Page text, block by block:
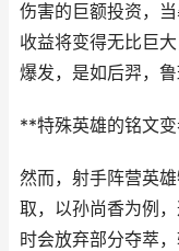
伤害的巨额投资，
收益将变得无比巨
爆发，是如后羿，
**特殊英雄的铭文
然而，射手阵营英
取，以孙尚香为例
时会放弃部分夺萃